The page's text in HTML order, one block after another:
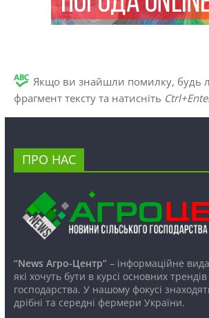
Якщо ви знайшли помилку, будь
фрагмент тексту та натисніть
ПРО НАС
“News Агро-Центр”– інформаційне
які хочуть бути в курсі основних трендів
господарства. У нашому фокусі
дрібні та середні фермери України.